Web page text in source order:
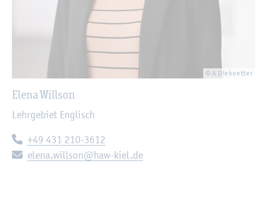
© A Die­ko­et­ter
Elena Will­son
Lehr­ge­biet Eng­lisch
Te­le­fon:
+49 431 210-3612
E-Mail:
elena.​willson@​haw-​kiel.​de